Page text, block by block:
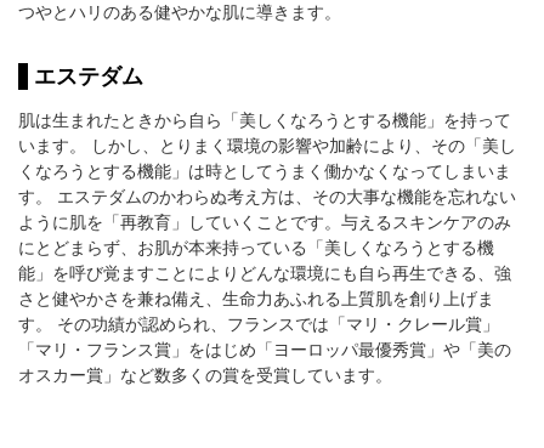
つやとハリのある健やかな肌に導きます。
エステダム
肌は生まれたときから自ら「美しくなろうとする機能」を持って
います。 しかし、とりまく環境の影響や加齢により、その「美し
くなろうとする機能」は時としてうまく働かなくなってしまいま
す。 エステダムのかわらぬ考え方は、その大事な機能を忘れない
ように肌を「再教育」していくことです。与えるスキンケアのみ
にとどまらず、お肌が本来持っている「美しくなろうとする機
能」を呼び覚ますことによりどんな環境にも自ら再生できる、強
さと健やかさを兼ね備え、生命力あふれる上質肌を創り上げま
す。 その功績が認められ、フランスでは「マリ・クレール賞」
「マリ・フランス賞」をはじめ「ヨーロッパ最優秀賞」や「美の
オスカー賞」など数多くの賞を受賞しています。